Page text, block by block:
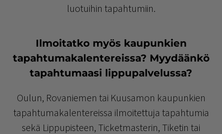
luotuihin tapahtumiin.
Ilmoitatko myös kaupunkien
tapahtumakalentereissa? Myydäänkö
tapahtumaasi lippupalvelussa?
Oulun, Rovaniemen tai Kuusamon kaupunkien
tapahtumakalentereissa ilmoitettuja tapahtumia
sekä Lippupisteen, Ticketmasterin, Tiketin tai